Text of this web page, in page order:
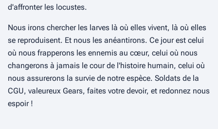
d'affronter les locustes.
Nous irons chercher les larves là où elles vivent, là où elles
se reproduisent. Et nous les anéantirons. Ce jour est celui
où nous frapperons les ennemis au cœur, celui où nous
changerons à jamais le cour de l'histoire humain, celui où
nous assurerons la survie de notre espèce. Soldats de la
CGU, valeureux Gears, faites votre devoir, et redonnez nous
espoir !